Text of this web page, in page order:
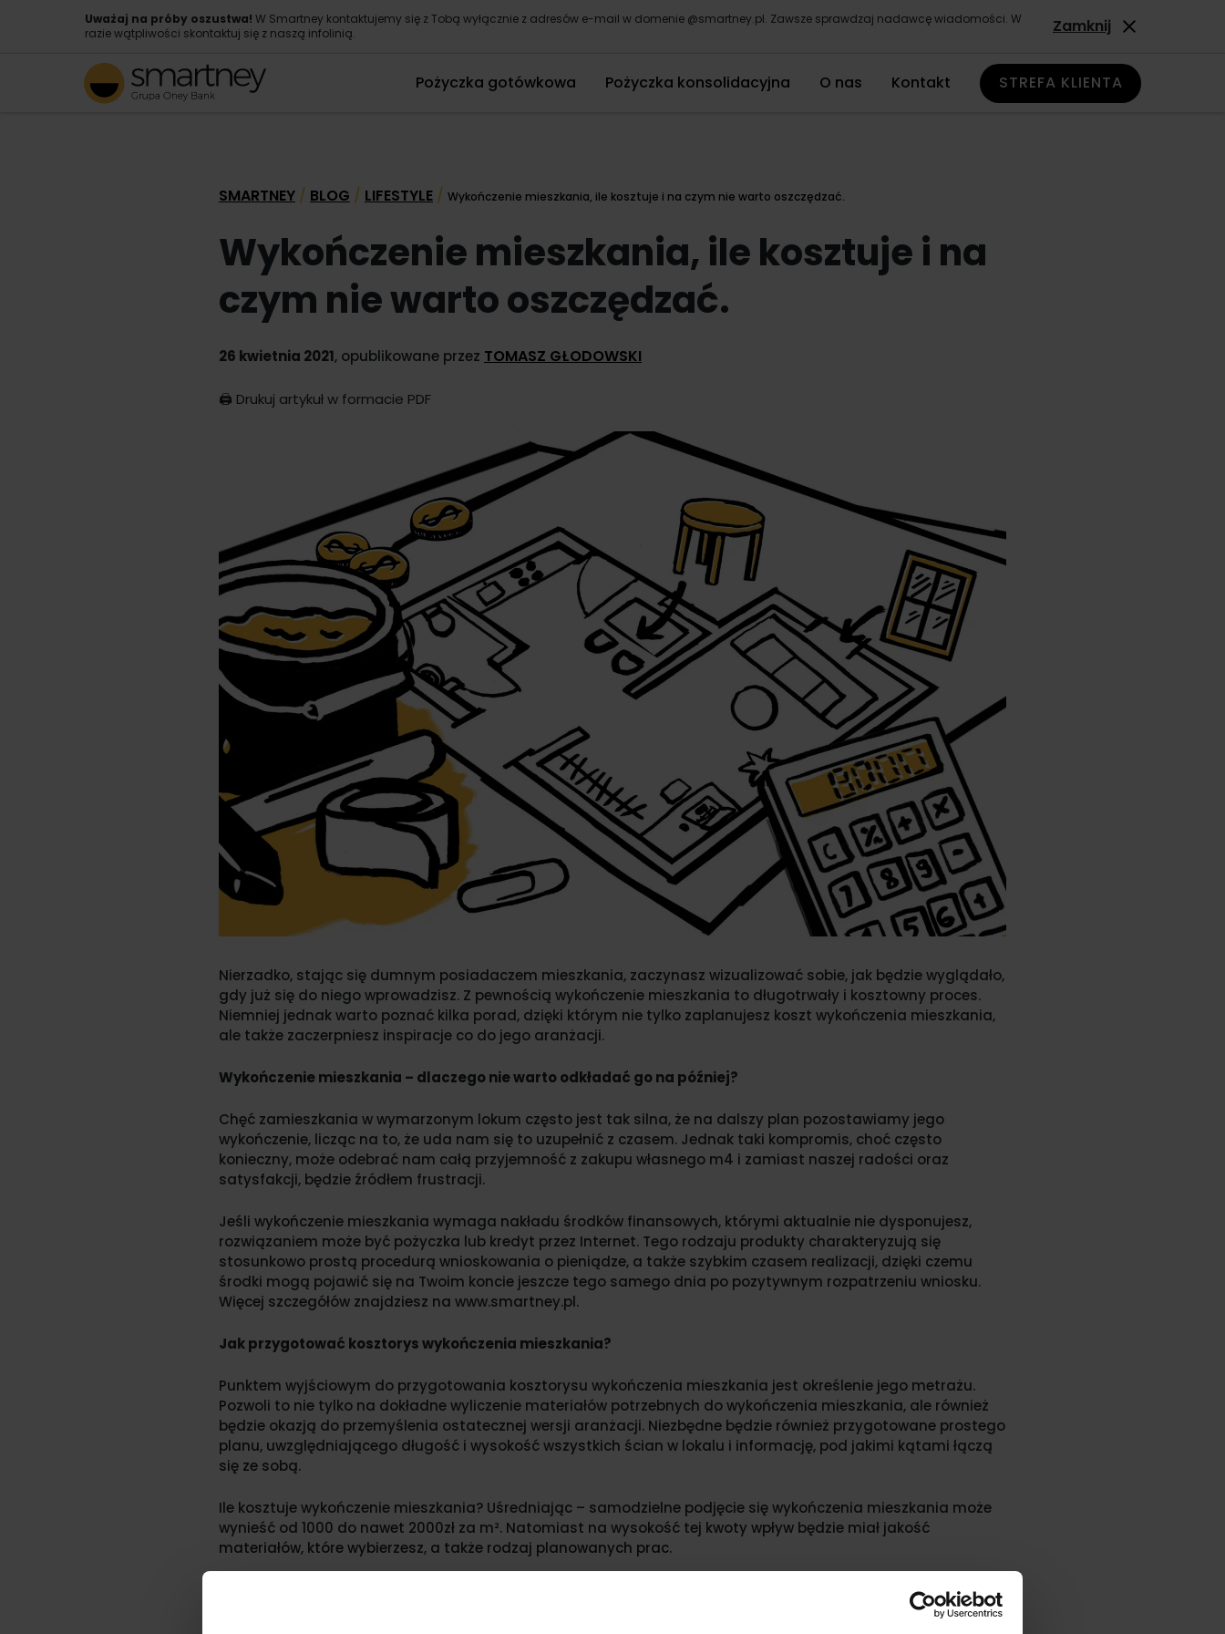
Uważaj na próby oszustwa! W Smartney kontaktujemy się z Tobą wyłącznie z adresów e-mail w domenie @smartney.pl. Zawsze sprawdzaj nadawcę wiadomości. W
razie wątpliwości skontaktuj się z naszą infolinią.
Zamknij
Pożyczka gotówkowa Pożyczka konsolidacyjna O nas Kontakt STREFA KLIENTA
SMARTNEY / BLOG / LIFESTYLE / Wykończenie mieszkania, ile kosztuje i na czym nie warto oszczędzać.
Wykończenie mieszkania, ile kosztuje i na
czym nie warto oszczędzać.
26 kwietnia 2021, opublikowane przez TOMASZ GŁODOWSKI
🖨️ Drukuj artykuł w formacie PDF
Nierzadko, stając się dumnym posiadaczem mieszkania, zaczynasz wizualizować sobie, jak będzie wyglądało,
gdy już się do niego wprowadzisz. Z pewnością wykończenie mieszkania to długotrwały i kosztowny proces.
Niemniej jednak warto poznać kilka porad, dzięki którym nie tylko zaplanujesz koszt wykończenia mieszkania,
ale także zaczerpniesz inspiracje co do jego aranżacji.
Wykończenie mieszkania – dlaczego nie warto odkładać go na później?
Chęć zamieszkania w wymarzonym lokum często jest tak silna, że na dalszy plan pozostawiamy jego
wykończenie, licząc na to, że uda nam się to uzupełnić z czasem. Jednak taki kompromis, choć często
konieczny, może odebrać nam całą przyjemność z zakupu własnego m4 i zamiast naszej radości oraz
satysfakcji, będzie źródłem frustracji.
Jeśli wykończenie mieszkania wymaga nakładu środków finansowych, którymi aktualnie nie dysponujesz,
rozwiązaniem może być pożyczka lub kredyt przez Internet. Tego rodzaju produkty charakteryzują się
stosunkowo prostą procedurą wnioskowania o pieniądze, a także szybkim czasem realizacji, dzięki czemu
środki mogą pojawić się na Twoim koncie jeszcze tego samego dnia po pozytywnym rozpatrzeniu wniosku.
Więcej szczegółów znajdziesz na www.smartney.pl.
Jak przygotować kosztorys wykończenia mieszkania?
Punktem wyjściowym do przygotowania kosztorysu wykończenia mieszkania jest określenie jego metrażu.
Pozwoli to nie tylko na dokładne wyliczenie materiałów potrzebnych do wykończenia mieszkania, ale również
będzie okazją do przemyślenia ostatecznej wersji aranżacji. Niezbędne będzie również przygotowane prostego
planu, uwzględniającego długość i wysokość wszystkich ścian w lokalu i informację, pod jakimi kątami łączą
się ze sobą.
Ile kosztuje wykończenie mieszkania? Uśredniając – samodzielne podjęcie się wykończenia mieszkania może
wynieść od 1000 do nawet 2000zł za m². Natomiast na wysokość tej kwoty wpływ będzie miał jakość
materiałów, które wybierzesz, a także rodzaj planowanych prac.